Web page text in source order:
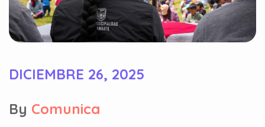
DICIEMBRE 26, 2025
By Comunica